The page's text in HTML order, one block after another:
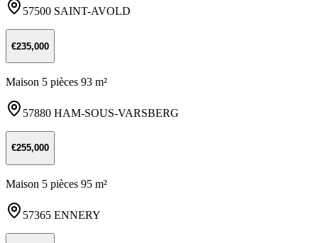
57500 SAINT-AVOLD
€235,000
Maison 5 pièces 93 m²
57880 HAM-SOUS-VARSBERG
€255,000
Maison 5 pièces 95 m²
57365 ENNERY